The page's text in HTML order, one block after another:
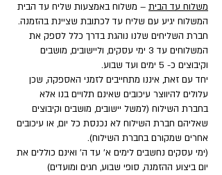
משלוח עד הבית – משלוח באמצעות שליח עד הבית
המשלוח יגיע עם שליח עד לכתובת שציינת בהזמנה.
חברת השליחים שלנו נוהגת בדרך כלל לספק את
המשלוחים עד 3 ימי עסקים, וליישובים, מושבים
וקיבוצים כ- 5 ימים ועד שבוע.
יחד עם זאת, איננו מתחייבים לזמני האספקה, שכן
עלולים להיווצר עיכובים שאינם תלויים בנו אלא
בחברת השילוח (למשל יישובים, מושבים וקיבוצים
שאליהם חברת השילוח לא נכנסת כל יום, או עיכובים
אחרים שמקורם בחברת השילוח).
(ימי עסקים נחשבים לימים א' עד ה' ואינם כוללים את
יום ביצוע ההזמנה, סופי שבוע, חגים ומועדים)